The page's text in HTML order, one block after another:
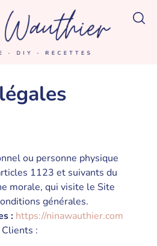
ou personne physique
1123 et suivants du
morale, qui visite le Site
générales.
: https://ninawauthier.com
: